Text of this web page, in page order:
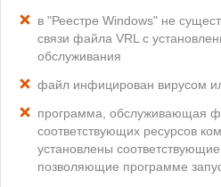
в "Реестре Windows" не
связи файла VRL с
обслуживания
файл инфицирован вирусом
программа, обслуживающая
соответствующих ресурсов
установлены
позволяющие программе